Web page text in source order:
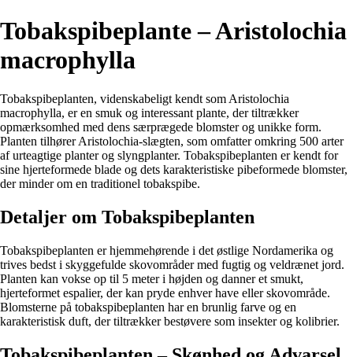
Tobakspibeplante – Aristolochia
macrophylla
Tobakspibeplanten, videnskabeligt kendt som Aristolochia
macrophylla, er en smuk og interessant plante, der tiltrækker
opmærksomhed med dens særprægede blomster og unikke form.
Planten tilhører Aristolochia-slægten, som omfatter omkring 500 arter
af urteagtige planter og slyngplanter. Tobakspibeplanten er kendt for
sine hjerteformede blade og dets karakteristiske pibeformede blomster,
der minder om en traditionel tobakspibe.
Detaljer om Tobakspibeplanten
Tobakspibeplanten er hjemmehørende i det østlige Nordamerika og
trives bedst i skyggefulde skovområder med fugtig og veldrænet jord.
Planten kan vokse op til 5 meter i højden og danner et smukt,
hjerteformet espalier, der kan pryde enhver have eller skovområde.
Blomsterne på tobakspibeplanten har en brunlig farve og en
karakteristisk duft, der tiltrækker bestøvere som insekter og kolibrier.